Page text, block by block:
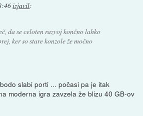
izjavil:
da se celoten razvoj končno lahko
ker so stare konzole že močno
slabi porti ... počasi pa je itak
moderna igra zavzela že blizu 40 GB-ov